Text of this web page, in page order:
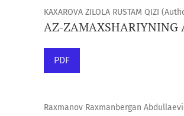
KAXAROVA ZILOLA RUSTAM QIZI
AZ-ZAMAXSHARIYNING
PDF
Raxmanov Raxmanbergan